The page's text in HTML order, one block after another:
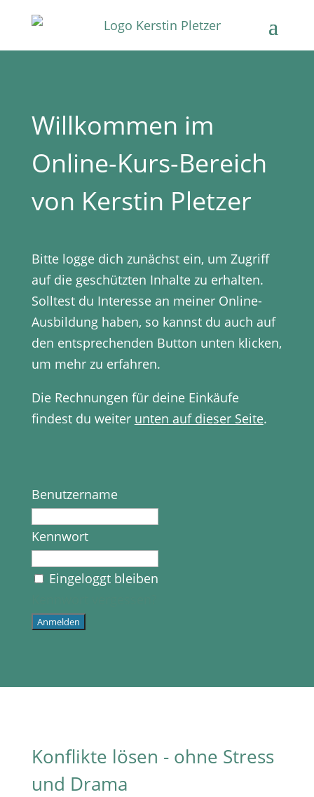
Willkommen im
Online-Kurs-Bereich
von Kerstin Pletzer
Bitte logge dich zunächst ein, um Zugriff
auf die geschützten Inhalte zu erhalten.
Solltest du Interesse an meiner Online-
Ausbildung haben, so kannst du auch auf
den entsprechenden Button unten klicken,
um mehr zu erfahren.
Die Rechnungen für deine Einkäufe
findest du weiter unten auf dieser Seite.
Benutzername
Kennwort
Eingeloggt bleiben
Konflikte lösen - ohne Stress
und Drama